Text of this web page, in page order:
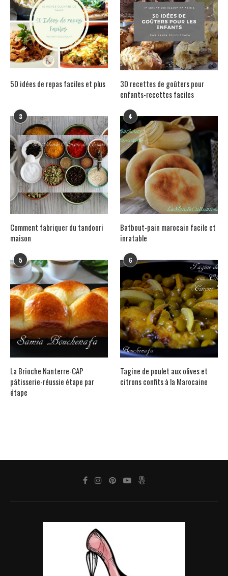
50 idées de repas faciles et plus
30 recettes de goûters pour
enfants-recettes faciles
3
Comment fabriquer du tandoori
maison
4
Batbout-pain marocain facile et
inratable
5
La Brioche Nanterre-CAP
pâtisserie-réussie étape par
étape
6
Tagine de poulet aux olives et
citrons confits à la Marocaine